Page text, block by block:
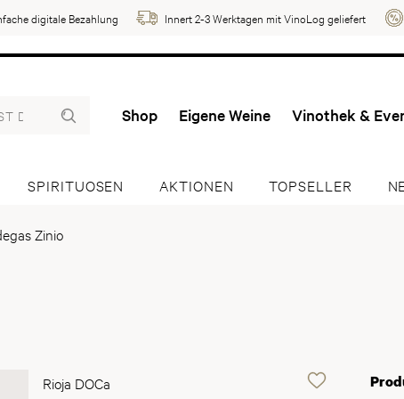
digitale Bezahlung Innert 2-3 Werktagen mit VinoLog geliefert
Shop Eigene Weine Vinothek &
SPIRITUOSEN AKTIONEN TOPSELLER
Zinio
Rioja DOCa